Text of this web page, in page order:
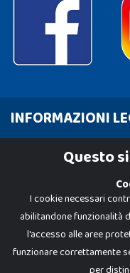
INFORMAZIONI
Cookie PolicyQuesto
I cookie necessari
abilitandone funzionalità
l'accesso alle aree
funzionare correttamente